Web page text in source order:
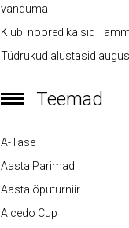
vanduma
Klubi noored käisid
Tüdrukud alustasid
Teemad
A-Tase
Aasta Parimad
Aastalõputurniir
Alcedo Cup